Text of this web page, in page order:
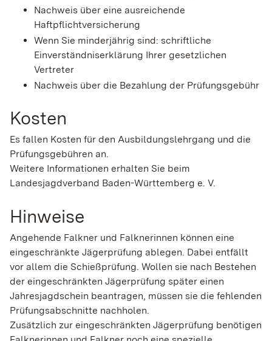
Nachweis über eine ausreichende
Haftpflichtversicherung
Wenn Sie minderjährig sind: schriftliche
Einverständniserklärung Ihrer gesetzlichen
Vertreter
Nachweis über die Bezahlung der Prüfungsgebühr
Kosten
Es fallen Kosten für den Ausbildungslehrgang und die
Prüfungsgebühren an.
Weitere Informationen erhalten Sie beim
Landesjagdverband Baden-Württemberg e. V.
Hinweise
Angehende Falkner und Falknerinnen können eine
eingeschränkte Jägerprüfung ablegen. Dabei entfällt
vor allem die Schießprüfung. Wollen sie nach Bestehen
der eingeschränkten Jägerprüfung später einen
Jahresjagdschein beantragen, müssen sie die fehlenden
Prüfungsabschnitte nachholen.
Zusätzlich zur eingeschränkten Jägerprüfung benötigen